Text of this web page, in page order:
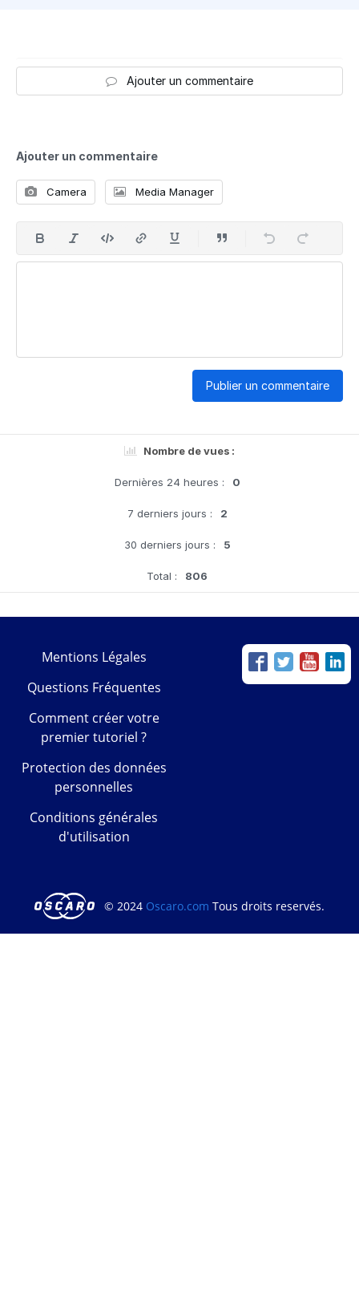
Ajouter un commentaire
Ajouter un commentaire
Camera Media Manager
Publier un commentaire
Nombre de vues :
Dernières 24 heures : 0
7 derniers jours : 2
30 derniers jours : 5
Total : 806
Mentions Légales
Questions Fréquentes
Comment créer votre
premier tutoriel ?
Protection des données
personnelles
Conditions générales
d'utilisation
© 2024 Oscaro.com Tous droits reservés.